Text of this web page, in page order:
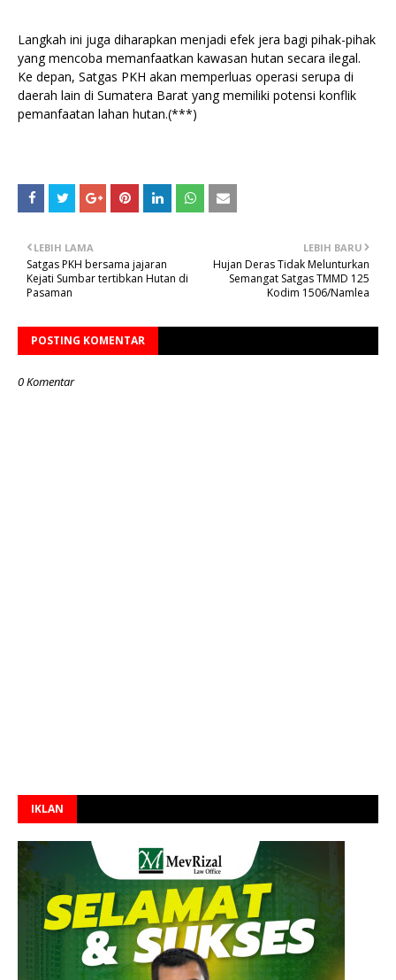
Langkah ini juga diharapkan menjadi efek jera bagi pihak-pihak
yang mencoba memanfaatkan kawasan hutan secara ilegal.
Ke depan, Satgas PKH akan memperluas operasi serupa di
daerah lain di Sumatera Barat yang memiliki potensi konflik
pemanfaatan lahan hutan.(***)
LEBIH BARU
Hujan Deras Tidak Melunturkan
Semangat Satgas TMMD 125
Kodim 1506/Namlea
LEBIH LAMA
Satgas PKH bersama jajaran
Kejati Sumbar tertibkan Hutan di
Pasaman
POSTING KOMENTAR
0 Komentar
IKLAN